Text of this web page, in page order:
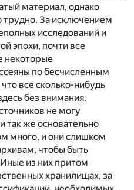
материал, однако
трудно. За исключением
исследований и
эпохи, почти все
некоторые
по бесчисленным
все сколько-нибудь
без внимания.
не могу
так же основательно
много, и они слишком
чтобы быть
из них притом
хранилищах, за